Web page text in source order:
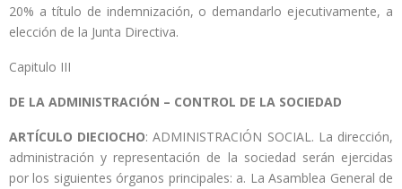
20% a título de indemnización, o demandarlo ejecutivamente, a
elección de la Junta Directiva.
Capitulo III
DE LA ADMINISTRACIÓN – CONTROL DE LA SOCIEDAD
ARTÍCULO DIECIOCHO: ADMINISTRACIÓN SOCIAL. La dirección,
administración y representación de la sociedad serán ejercidas
por los siguientes órganos principales: a. La Asamblea General de